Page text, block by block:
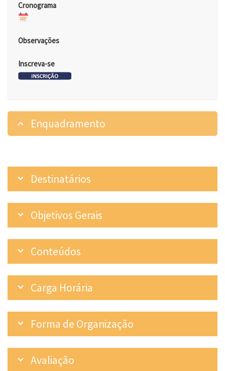
Cronograma
Observações
Inscreva-se
Enquadramento
Destinatários
Objetivos Gerais
Conteúdos
Carga Horária
Forma de Organização
Avaliação